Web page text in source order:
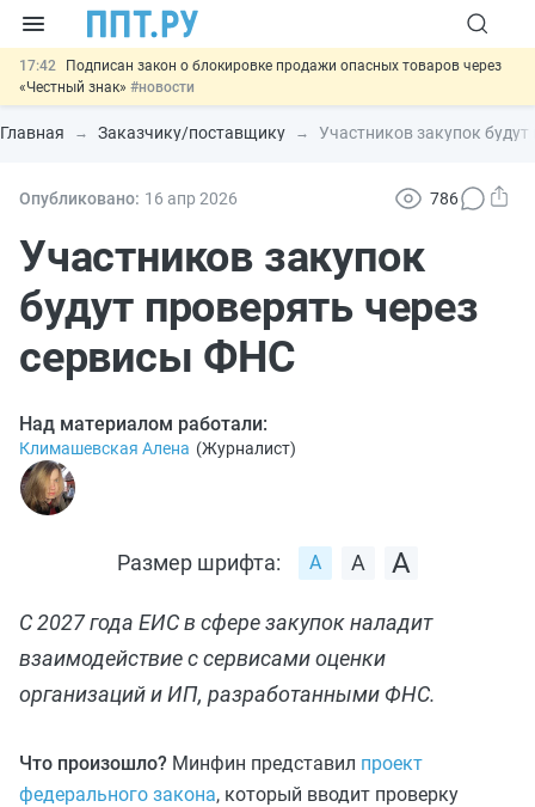
17:42
Подписан закон о блокировке продажи опасных товаров через
«Честный знак» #новости
17:17 Дистанционную работу беременных пропишут в ТК РФ#новости
15:25 Изменят правила контроля за подрядчиками ИЖС с эскроу-
11:31
отношений #новости
Главная Заказчику/поставщику Участников закупок
Опубликовано: 16 апр 2026 786
Участников закупок
будут проверять через
сервисы ФНС
Над материалом работали:
Климашевская Алена (Журналист)
Размер шрифта:
С 2027 года ЕИС в сфере закупок наладит
взаимодействие с сервисами оценки
организаций и ИП, разработанными ФНС.
Что произошло? Минфин представил проект
федерального закона, который вводит проверку